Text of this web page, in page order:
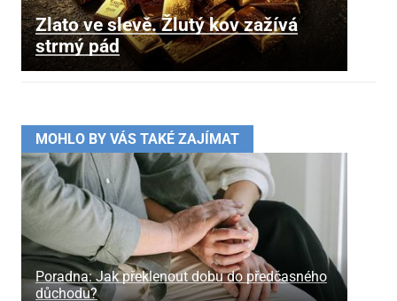
Zlato ve slevě. Žlutý kov zažívá
strmý pád
MOHLO BY VÁS TAKÉ ZAJÍMAT
Poradna: Jak překlenout dobu do předčasného
důchodu?